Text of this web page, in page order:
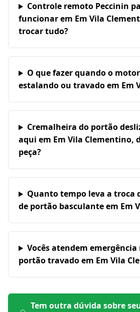
Controle remoto Peccinin
funcionar em Em Vila
trocar tudo?
O que fazer quando o motor
estalando ou travado em Em
Cremalheira do portão
aqui em Em Vila Clementino,
peça?
Quanto tempo leva a troca
de portão basculante em Em
Vocês atendem
portão travado em Em Vila
Tem outra dúvida sobre